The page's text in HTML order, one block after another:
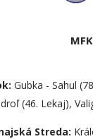
Gubka - Sahul
(46. Lekaj),
Streda: